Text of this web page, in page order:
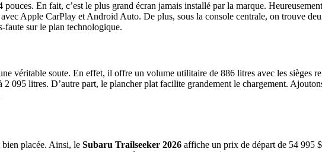
En fait, c’est le plus grand écran jamais installé par la marque.
Apple CarPlay et Android Auto. De plus, sous la console centrale, on trouve
faute sur le plan technologique.
véritable soute. En effet, il offre un volume utilitaire de 886 litres avec les sièges
095 litres. D’autre part, le plancher plat facilite grandement le chargement.
bien placée. Ainsi, le Subaru Trailseeker 2026 affiche un prix de départ de 54 995